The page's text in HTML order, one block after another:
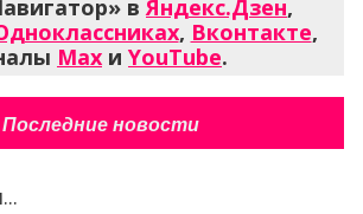
вЯндекс.Дзен,
, Вконтакте,
Max и YouTube.
Последние новости